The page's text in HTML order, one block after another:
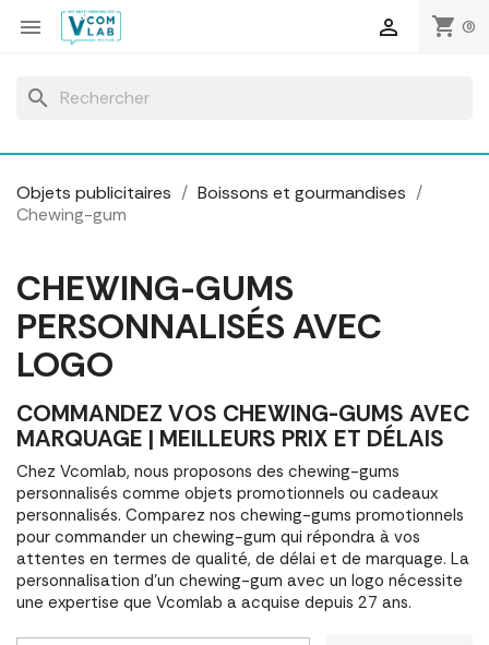
 shopping_cart (0)

search
Objets publicitaires
Boissons et gourmandises
Chewing-gum
CHEWING-GUMS
PERSONNALISÉS AVEC
LOGO
COMMANDEZ VOS CHEWING-GUMS AVEC
MARQUAGE | MEILLEURS PRIX ET DÉLAIS
Chez Vcomlab, nous proposons des chewing-gums
personnalisés comme objets promotionnels ou cadeaux
personnalisés. Comparez nos chewing-gums promotionnels
pour commander un chewing-gum qui répondra à vos
attentes en termes de qualité, de délai et de marquage. La
personnalisation d'un chewing-gum avec un logo nécessite
une expertise que Vcomlab a acquise depuis 27 ans.
Panneau de gestion des cookies